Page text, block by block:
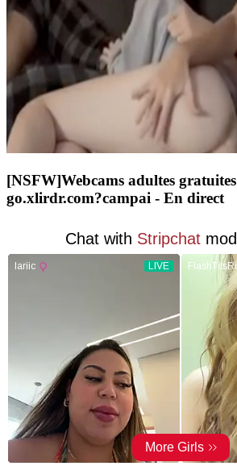
[NSFW]Webcams adultes gratuites
go.xlirdr.com?campai - En direct